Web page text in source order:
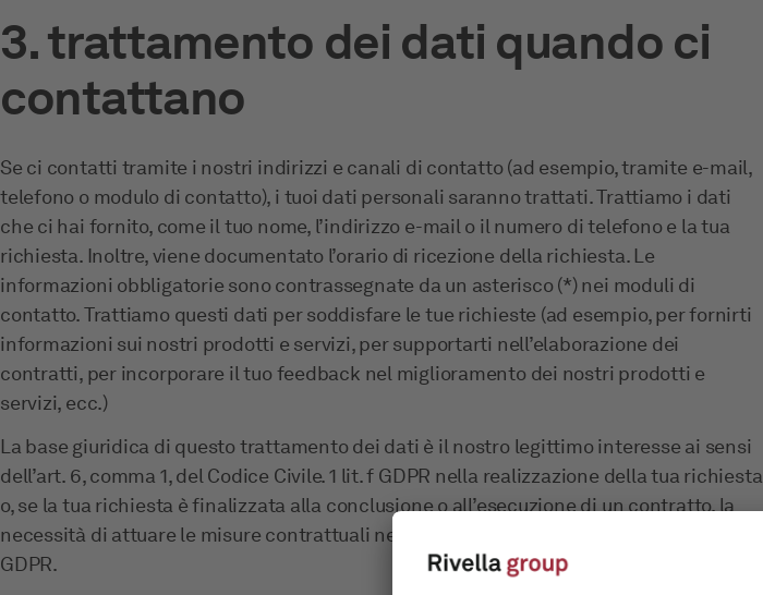
3. trattamento dei dati quando ci
contattano
Se ci contatti tramite i nostri indirizzi e canali di contatto (ad esempio, tramite e-mail,
telefono o modulo di contatto), i tuoi dati personali saranno trattati. Trattiamo i dati
che ci hai fornito, come il tuo nome, l’indirizzo e-mail o il numero di telefono e la tua
richiesta. Inoltre, viene documentato l’orario di ricezione della richiesta. Le
informazioni obbligatorie sono contrassegnate da un asterisco (*) nei moduli di
contatto. Trattiamo questi dati per soddisfare le tue richieste (ad esempio, per fornirti
informazioni sui nostri prodotti e servizi, per supportarti nell’elaborazione dei
contratti, per incorporare il tuo feedback nel miglioramento dei nostri prodotti e
servizi, ecc.)
La base giuridica di questo trattamento dei dati è il nostro legittimo interesse ai sensi
dell’art. 6, comma 1, del Codice Civile. 1 lit. f GDPR nella realizzazione della tua richiesta
o, se la tua richiesta è finalizzata alla conclusione o all’esecuzione di un contratto, la
necessità di attuare le misure contrattuali necessarie ai sensi dell’art. 6 par. 1 lit. b
GDPR.